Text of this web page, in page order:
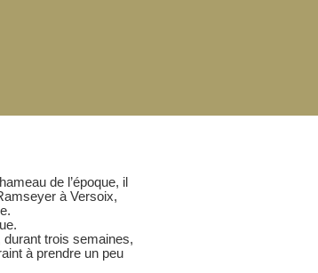
de l’époque, il
à Versoix,
trois semaines,
à prendre un peu